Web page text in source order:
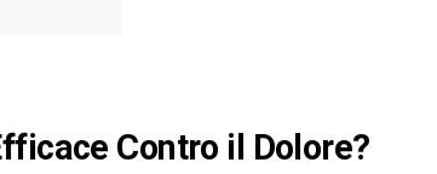
Contro il Dolore?